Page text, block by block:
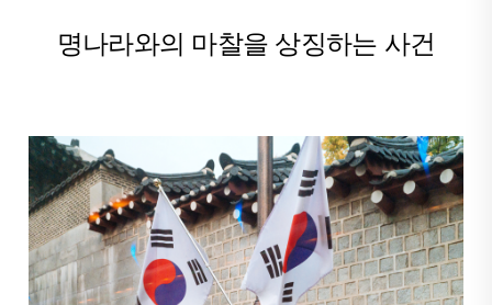
명나라와의 마찰을 상징하는 사건